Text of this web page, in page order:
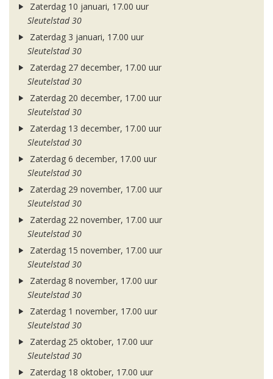
Zaterdag 10 januari, 17.00 uur
Sleutelstad 30
Zaterdag 3 januari, 17.00 uur
Sleutelstad 30
Zaterdag 27 december, 17.00 uur
Sleutelstad 30
Zaterdag 20 december, 17.00 uur
Sleutelstad 30
Zaterdag 13 december, 17.00 uur
Sleutelstad 30
Zaterdag 6 december, 17.00 uur
Sleutelstad 30
Zaterdag 29 november, 17.00 uur
Sleutelstad 30
Zaterdag 22 november, 17.00 uur
Sleutelstad 30
Zaterdag 15 november, 17.00 uur
Sleutelstad 30
Zaterdag 8 november, 17.00 uur
Sleutelstad 30
Zaterdag 1 november, 17.00 uur
Sleutelstad 30
Zaterdag 25 oktober, 17.00 uur
Sleutelstad 30
Zaterdag 18 oktober, 17.00 uur